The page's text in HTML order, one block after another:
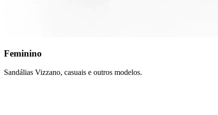
Feminino
Sandálias Vizzano, casuais e outros modelos.